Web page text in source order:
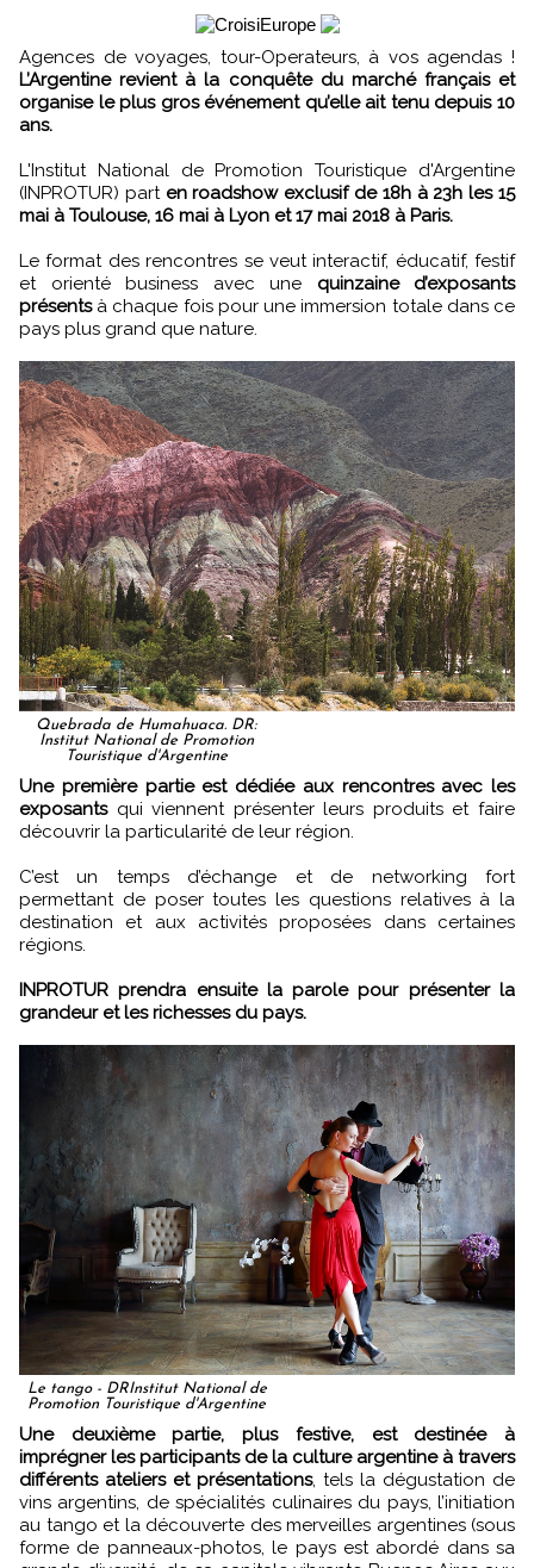
Agences de voyages, tour-Operateurs, à vos agendas !
L’Argentine revient à la conquête du marché français et
organise le plus gros événement qu’elle ait tenu depuis 10
ans.
L'Institut National de Promotion Touristique d'Argentine
(INPROTUR) part en roadshow exclusif de 18h à 23h les 15
mai à Toulouse, 16 mai à Lyon et 17 mai 2018 à Paris.
Le format des rencontres se veut interactif, éducatif, festif
et orienté business avec une quinzaine d’exposants
présentsà chaque fois pour une immersion totale dans ce
pays plus grand que nature.
Quebrada de Humahuaca. DR:
Institut National de Promotion
Touristique d'Argentine
Une première partie est dédiée aux rencontres avec les
exposants qui viennent présenter leurs produits et faire
découvrir la particularité de leur région.
C’est un temps d’échange et de networking fort
permettant de poser toutes les questions relatives à la
destination et aux activités proposées dans certaines
régions.
INPROTUR prendra ensuite la parole pour présenter la
grandeur et les richesses du pays.
Le tango - DRInstitut National de
Promotion Touristique d'Argentine
Une deuxième partie, plus festive, est destinée à
imprégner les participants de la culture argentine à travers
différents ateliers et présentations, tels la dégustation de
vins argentins, de spécialités culinaires du pays, l’initiation
au tango et la découverte des merveilles argentines (sous
forme de panneaux-photos, le pays est abordé dans sa